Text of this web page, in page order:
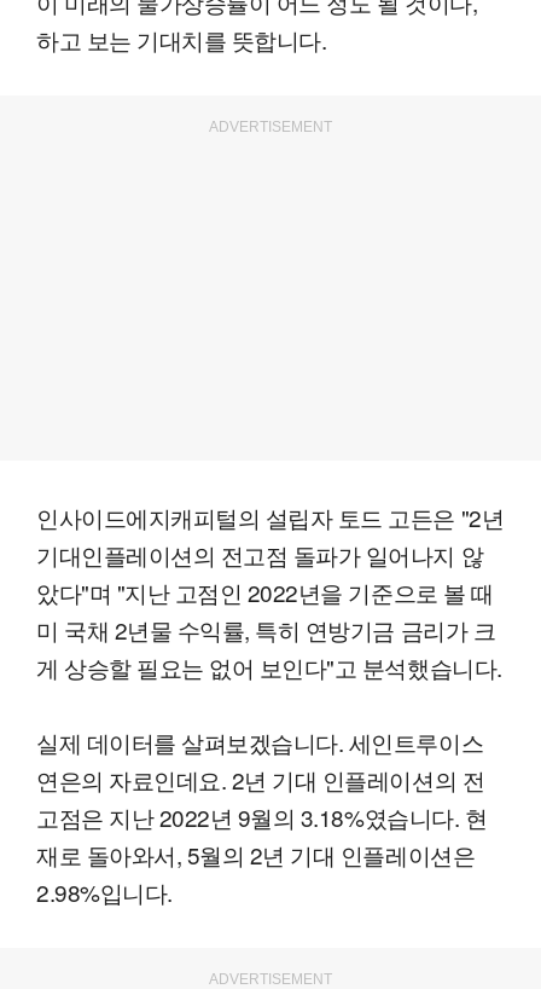
하고 보는 기대치를 뜻합니다.
ADVERTISEMENT
인사이드에지캐피털의 설립자 토드 고든은 "2년
기대인플레이션의 전고점 돌파가 일어나지 않
았다"며 "지난 고점인 2022년을 기준으로 볼 때
미 국채 2년물 수익률, 특히 연방기금 금리가 크
게 상승할 필요는 없어 보인다"고 분석했습니다.
실제 데이터를 살펴보겠습니다. 세인트루이스
연은의 자료인데요. 2년 기대 인플레이션의 전
고점은 지난 2022년 9월의 3.18%였습니다. 현
재로 돌아와서, 5월의 2년 기대 인플레이션은
2.98%입니다.
ADVERTISEMENT